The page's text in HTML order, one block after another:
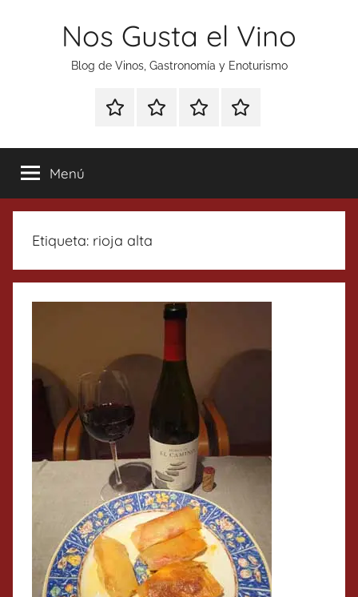
Nos Gusta el Vino
Blog de Vinos, Gastronomía y Enoturismo
Especial
Tonics
Enoturismo
Gastronomía
RankingContacto
Menú
Etiqueta: rioja alta